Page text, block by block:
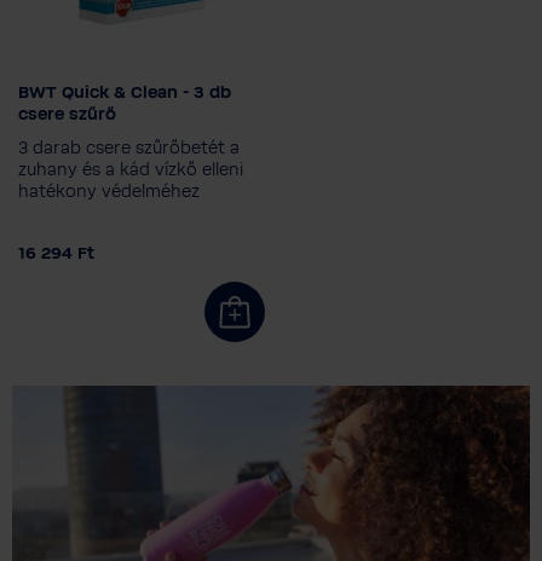
BWT Quick & Clean - 3 db
csere szűrő
3 darab csere­ szűrőbetét a
zuhany és a kád vízkő elleni
hatékony védelméhez
16 294 Ft